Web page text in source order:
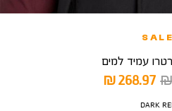
SALE
עמיד למים
מחיר
מוצר
268.97 ₪
DARK